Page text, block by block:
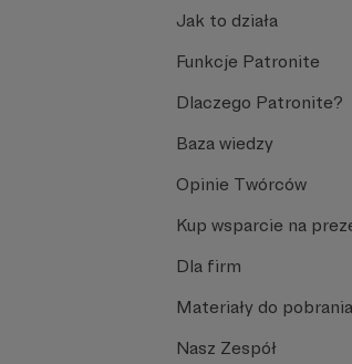
Jak to działa
Funkcje Patronite
Dlaczego Patronite?
Baza wiedzy
Opinie Twórców
Kup wsparcie na
Dla firm
Materiały do pobrania
Nasz Zespół